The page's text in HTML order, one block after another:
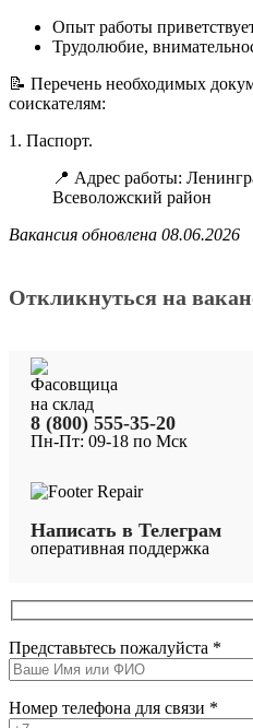
Опыт работы
Трудолюбие,
📝 Перечень необходимых
соискателям:
1. Паспорт.
📍 Адрес работы:
Всеволожский район
Вакансия обновлена 08.06.2026
Откликнуться на
8 (800) 555-35-20
Пн-Пт: 09-18 по Мск
Написать в Телеграм
оперативная поддержка
Представьтесь пожалуйста *
Номер телефона для связи *